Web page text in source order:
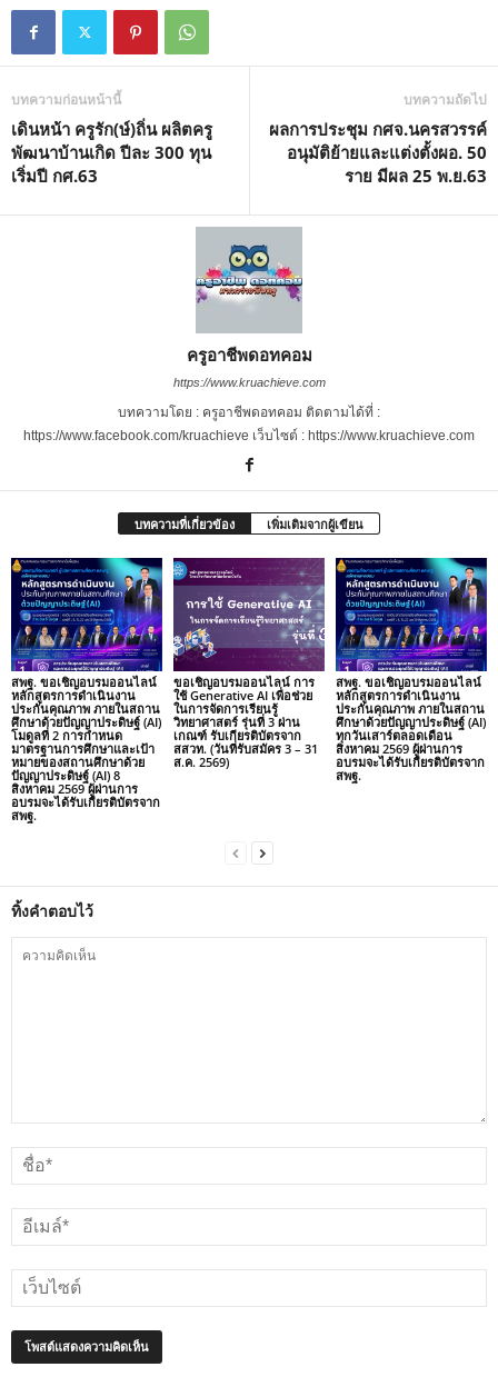
บทความก่อนหน้านี้
เดินหน้า ครูรัก(ษ์)ถิ่น ผลิตครู
พัฒนาบ้านเกิด ปีละ 300 ทุน
เริ่มปี กศ.63
บทความถัดไป
ผลการประชุม กศจ.นครสวรรค์
อนุมัติย้ายและแต่งตั้งผอ. 50
ราย มีผล 25 พ.ย.63
ครูอาชีพดอทคอม
https://www.kruachieve.com
บทความโดย : ครูอาชีพดอทคอม ติดตามได้ที่ :
https://www.facebook.com/kruachieve เว็บไซต์ : https://www.kruachieve.com
บทความที่เกี่ยวข้อง เพิ่มเติมจากผู้เขียน
สพฐ. ขอเชิญอบรมออนไลน์
หลักสูตรการดำเนินงาน
ประกันคุณภาพ ภายในสถาน
ศึกษาด้วยปัญญาประดิษฐ์ (AI)
โมดูลที่ 2 การกำหนด
มาตรฐานการศึกษาและเป้า
หมายของสถานศึกษาด้วย
ปัญญาประดิษฐ์ (AI) 8
สิงหาคม 2569 ผู้ผ่านการ
อบรมจะได้รับเกียรติบัตรจาก
สพฐ.
ขอเชิญอบรมออนไลน์ การ
ใช้ Generative AI เพื่อช่วย
ในการจัดการเรียนรู้
วิทยาศาสตร์ รุ่นที่ 3 ผ่าน
เกณฑ์ รับเกียรติบัตรจาก
สสวท. (วันที่รับสมัคร 3 – 31
ส.ค. 2569)
สพฐ. ขอเชิญอบรมออนไลน์
หลักสูตรการดำเนินงาน
ประกันคุณภาพ ภายในสถาน
ศึกษาด้วยปัญญาประดิษฐ์ (AI)
ทุกวันเสาร์ตลอดเดือน
สิงหาคม 2569 ผู้ผ่านการ
อบรมจะได้รับเกียรติบัตรจาก
สพฐ.
ทิ้งคำตอบไว้